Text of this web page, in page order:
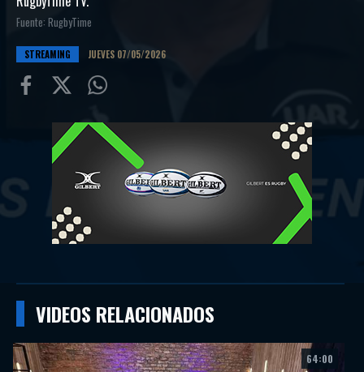
Fuente: RugbyTime
STREAMING JUEVES 07/05/2026
Facebook
en
Twitter
en
Wathsapp
VIDEOS RELACIONADOS
64:00